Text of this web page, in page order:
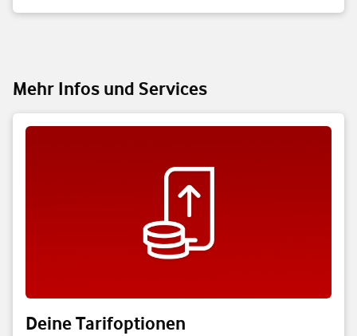
Mehr Infos und Services
Deine Tarifoptionen